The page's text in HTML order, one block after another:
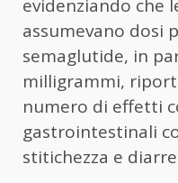
evidenziando che
assumevano dosi
semaglutide, in
milligrammi,
numero di effetti
gastrointestinali
stitichezza e